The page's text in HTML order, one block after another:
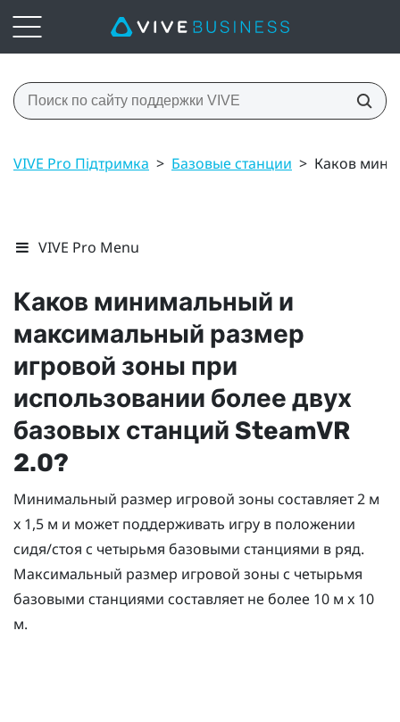
VIVE Pro Підтримка > Базовые станции > Каков
VIVE Pro Menu
Каков минимальный и
максимальный размер
игровой зоны при
использовании более двух
базовых станций SteamVR
2.0?
Минимальный размер игровой зоны составляет 2 м
x 1,5 м и может поддерживать игру в положении
сидя/стоя с четырьмя базовыми станциями в ряд.
Максимальный размер игровой зоны с четырьмя
базовыми станциями составляет не более 10 м x 10
м.